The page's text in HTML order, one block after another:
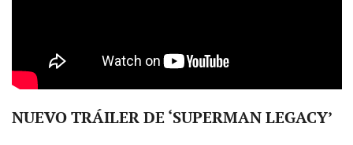
NUEVO TRÁILER DE ‘SUPERMAN LEGACY’